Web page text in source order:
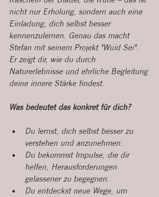
nicht nur Erholung, sondern auch eine
Einladung, dich selbst besser
kennenzulernen. Genau das macht
Stefan mit seinem Projekt "Wuid Sei".
Er zeigt dir, wie du durch
Naturerlebnisse und ehrliche Begleitung
deine innere Stärke findest.
Was bedeutet das konkret für dich?
Du lernst, dich selbst besser zu
verstehen und anzunehmen.
Du bekommst Impulse, die dir
helfen, Herausforderungen
gelassener zu begegnen.
Du entdeckst neue Wege, um